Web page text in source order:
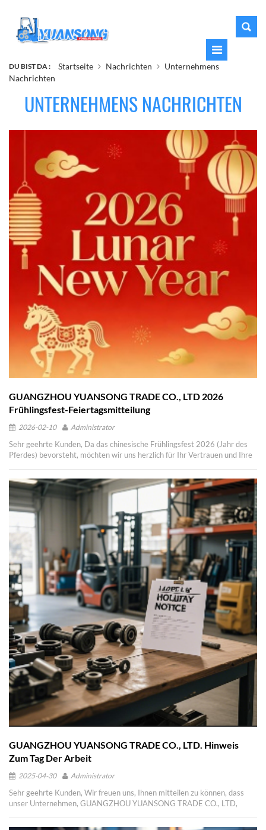
DU BIST DA : Startseite Nachrichten
Unternehmens
Nachrichten
UNTERNEHMENS NACHRICHTEN
GUANGZHOU YUANSONG TRADE CO., LTD 2026
Frühlingsfest-Feiertagsmitteilung
2026-02-10 Administrator
Sehr geehrte Kunden, Da das chinesische Frühlingsfest 2026 (Jahr des
Pferdes) bevorsteht, möchten wir uns herzlich für Ihr Vertrauen und Ihre
kann, informieren wir Sie hiermit über unsere Regelungen zum
Frühlingsfest: I. Ferienzeit Unser Unternehmen macht während des
Frühlingsfestes 2026 eine 12-tägige Betriebspause. Der genaue
Zeitraum ist vom 12. Februar 2026 (24. Tag des 12. Mondmonats) bis
zum 23. Februar 2026 (7. Tag des ersten Mondmonats). Wir nehmen
unsere Arbeit am 24. Februar 2026 (8. Tag des ersten Mondmonats)
wieder auf und der Geschäftsbetrieb läuft anschließend wieder normal. II.
Relevante Hinweise 1. Während der Feiertage sind unsere
Kundenservice- und Geschäftsteams vorübergehend nicht erreichbar. Bei
dringenden Anliegen oder Fragen können Sie sich jederzeit an uns
wenden. Wir werden Ihnen nach Wiederaufnahme unserer Arbeit
schnellstmöglich antworten. 2. Wir entschuldigen uns für etwaige
Unannehmlichkeiten, die durch die Feiertagsregelung entstehen, und
danken Ihnen für Ihr Verständnis und Ihre Geduld. Wir haben vor den
Feiertagen alle notwendigen Vorkehrungen für die Arbeitsübergabe
getroffen, um die Auswirkungen auf Ihre Zusammenarbeit mit uns so
gering wie möglich zu halten. Auch im neuen Jahr wird GUANGZHOU
YUANSONG TRADE CO., LTD Ihnen weiterhin hochwertige Produkte
und Dienstleistungen anbieten. Wir wünschen Ihnen und Ihrer Familie ein
frohes Frühlingsfest, viel Erfolg im Beruf, ein harmonisches Familienleben
und alles Gute! Hiermit wird die Bekanntmachung veröffentlicht.
GUANGZHOU YUANSONG TRADE CO., LTD Yuki Erscheinungsdatum:
10. Februar 2026
GUANGZHOU YUANSONG TRADE CO., LTD. Hinweis
Zum Tag Der Arbeit
2025-04-30 Administrator
Sehr geehrte Kunden, Wir freuen uns, Ihnen mitteilen zu können, dass
unser Unternehmen, GUANGZHOU YUANSONG TRADE CO., LTD,